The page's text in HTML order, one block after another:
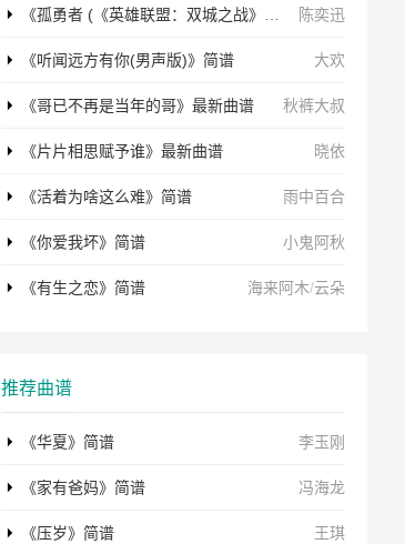
陈奕迅
《孤勇者 (《英雄联盟：双城之战》动画剧集中文主题曲)》简谱
大欢
《听闻远方有你(男声版)》简谱
秋裤大叔
《哥已不再是当年的哥》最新曲谱
晓依
《片片相思赋予谁》最新曲谱
雨中百合
《活着为啥这么难》简谱
小鬼阿秋
《你爱我坏》简谱
海来阿木/云朵
《有生之恋》简谱
推荐曲谱
李玉刚
《华夏》简谱
冯海龙
《家有爸妈》简谱
王琪
《压岁》简谱